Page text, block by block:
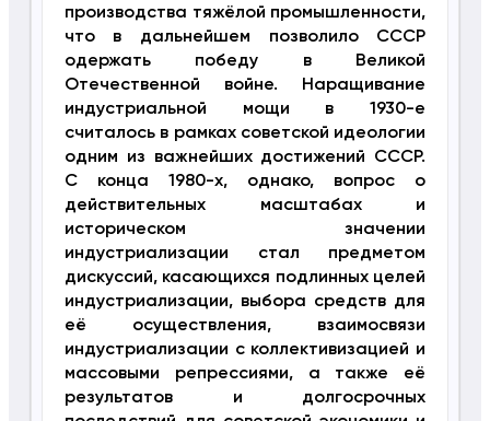
производства тяжёлой промышленности,
что в дальнейшем позволило СССР
одержать победу в Великой
Отечественной войне. Наращивание
индустриальной мощи в 1930-е
считалось в рамках советской идеологии
одним из важнейших достижений СССР.
С конца 1980-х, однако, вопрос о
действительных масштабах и
историческом значении
индустриализации стал предметом
дискуссий, касающихся подлинных целей
индустриализации, выбора средств для
её осуществления, взаимосвязи
индустриализации с коллективизацией и
массовыми репрессиями, а также её
результатов и долгосрочных